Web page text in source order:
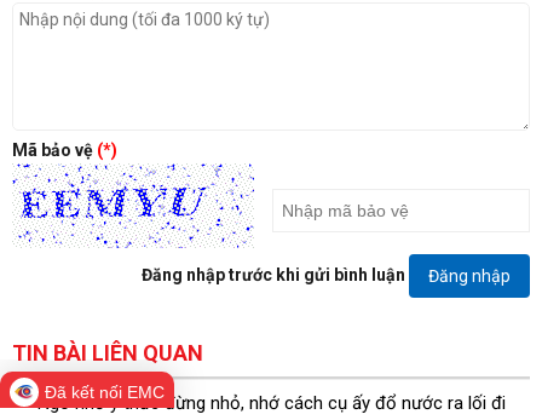
Mã bảo vệ (*)
Đăng nhập trước khi gửi bình luận Đăng nhập
TIN BÀI LIÊN QUAN
Ngõ nhỏ ý thức đừng nhỏ, nhớ cách cụ ấy đổ nước ra lối đi
Đã kết nối EMC